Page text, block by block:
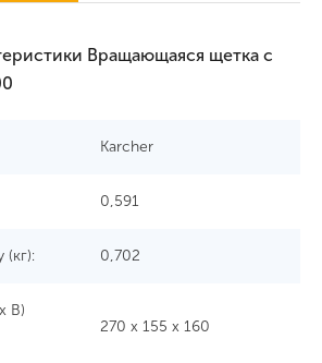
Вращающаяся щетка с
Karcher
0,591
(кг): 0,702
В)
270 x 155 x 160